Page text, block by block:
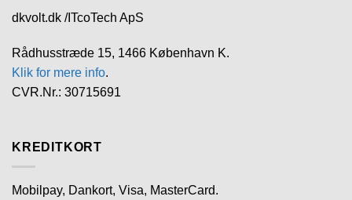
dkvolt.dk /ITcoTech ApS
Rådhusstræde 15, 1466 København K.
Klik for mere info.
CVR.Nr.: 30715691
KREDITKORT
Mobilpay, Dankort, Visa, MasterCard.